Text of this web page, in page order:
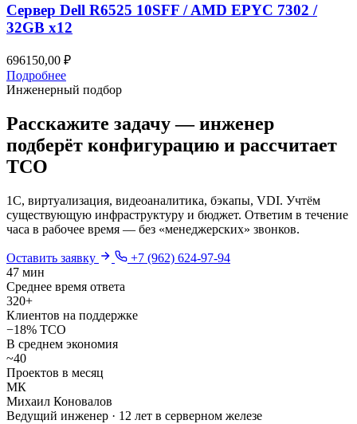
Сервер Dell R6525 10SFF / AMD EPYC 7302 /
32GB x12
696150,00 ₽
Подробнее
Инженерный подбор
Расскажите задачу — инженер
подберёт конфигурацию и рассчитает
TCO
1С, виртуализация, видеоаналитика, бэкапы, VDI. Учтём
существующую инфраструктуру и бюджет. Ответим в течение
часа в рабочее время — без «менеджерских» звонков.
Оставить заявку
+7 (962) 624-97-94
47 мин
Среднее время ответа
320+
Клиентов на поддержке
−18% TCO
В среднем экономия
~40
Проектов в месяц
МК
Михаил Коновалов
Ведущий инженер · 12 лет в серверном железе